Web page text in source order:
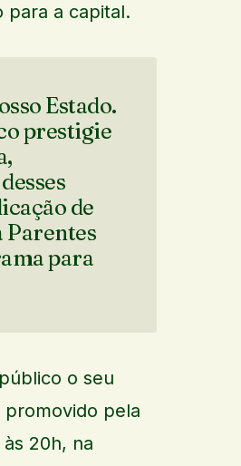
para a capital.
Estado.
prestigie
de
Parentes
para
o seu
pela
20h, na